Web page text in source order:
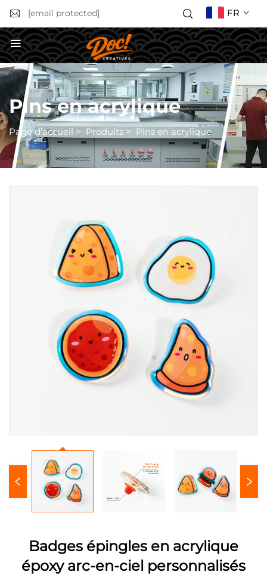
[email protected] FR
Obtenir un devis
Pins en acrylique
Page d’accueil > Produits > Pins en acrylique
Badges épingles en acrylique
époxy arc-en-ciel personnalisés